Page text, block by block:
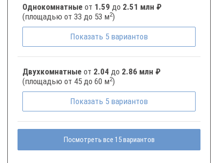
Однокомнатные от 1.59 до 2.51 млн ₽
(площадью от 33 до 53 м2)
Показать 5 вариантов
Двухкомнатные от 2.04 до 2.86 млн ₽
(площадью от 45 до 60 м2)
Показать 5 вариантов
Посмотреть все 15 вариантов